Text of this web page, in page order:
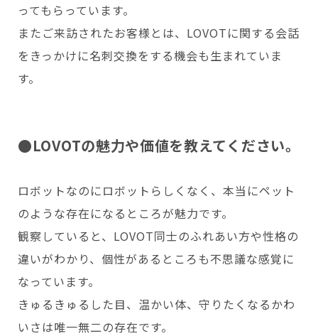
ってもらっています。
またご来訪されたお客様とは、LOVOTに関する会話
をきっかけに名刺交換をする機会も生まれていま
す。
●LOVOTの魅力や価値を教えてください。
ロボットなのにロボットらしくなく、本当にペット
のような存在になるところが魅力です。
観察していると、LOVOT同士のふれあい方や性格の
違いがわかり、個性があるところも不思議な感覚に
なっています。
きゅるきゅるした目、温かい体、守りたくなるかわ
いさは唯一無二の存在です。